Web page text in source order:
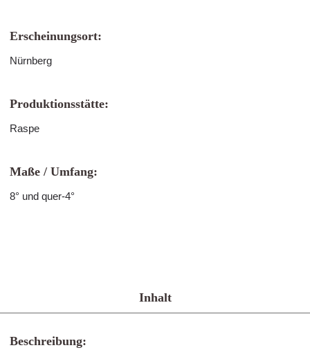
Erscheinungsort:
Nürnberg
Produktionsstätte:
Raspe
Maße / Umfang:
8° und quer-4°
Inhalt
Beschreibung: